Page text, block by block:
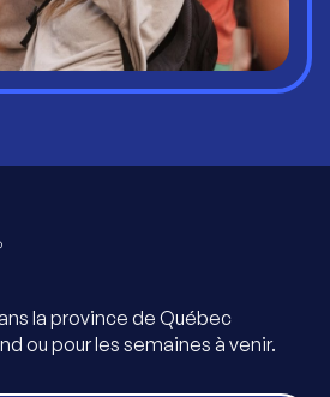
la province de Québec
ou pour les semaines à venir.